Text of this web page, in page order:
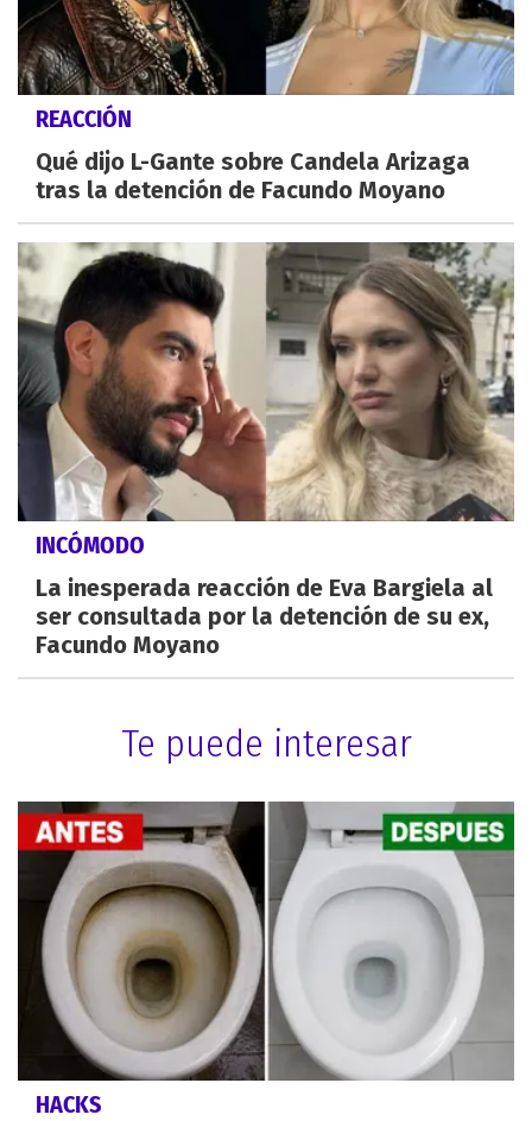
REACCIÓN
Qué dijo L-Gante sobre Candela Arizaga
tras la detención de Facundo Moyano
INCÓMODO
La inesperada reacción de Eva Bargiela al
ser consultada por la detención de su ex,
Facundo Moyano
Te puede interesar
HACKS